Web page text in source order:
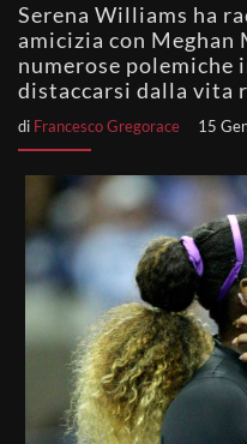
Serena Williams ha
amicizia con Meghan
numerose polemiche
distaccarsi dalla vita
di Francesco Gregorace 15